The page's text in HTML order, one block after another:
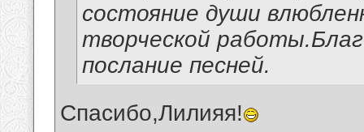
состояние души
творческой
послание песней.
Спасибо,Лилияя!